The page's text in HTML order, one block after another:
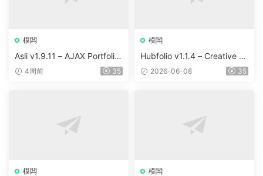
模闆
Asli v1.9.11 – AJAX Portfolio
Elementor WordPress Them
4周前 35
模闆
Hubfolio v1.1.4 – Creative P
ortfolio & Digital Agency Wo
2026-06-08 35
模闆 模闆